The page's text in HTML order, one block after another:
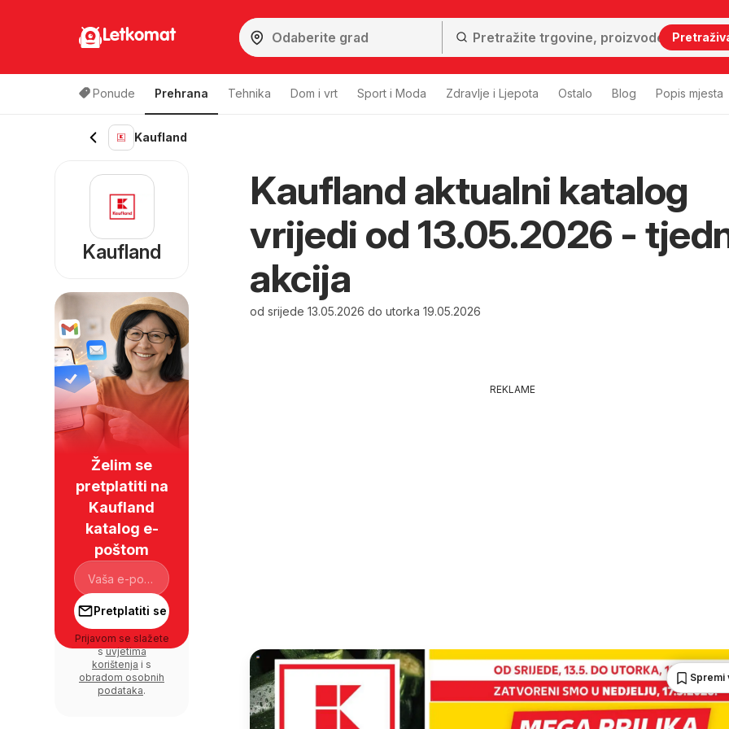
Letkomat
Ponude Prehrana Tehnika Dom i vrt Sport i Moda Zdravlje i Ljepota Ostalo Blog Popis mjesta
Kaufland
Kaufland aktualni katalog
vrijedi od 13.05.2026 -
akcija
od srijede 13.05.2026 do utorka 19.05.2026
REKLAME
Spremi
Kaufland
Želim se
pretplatiti na
Kaufland
katalog e-
poštom
Pretplatiti se
Prijavom se slažete
suvjetima
korištenja i s
obradom osobnih
podataka.